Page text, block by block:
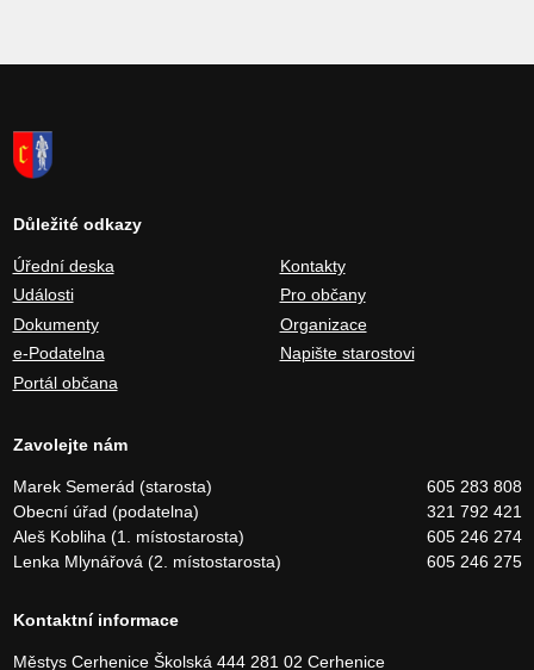
Důležité odkazy
Úřední deska
Události
Dokumenty
e-Podatelna
Portál občana
Kontakty
Pro občany
Organizace
Napište starostovi
Zavolejte nám
Marek Semerád (starosta)
605 283 808
Obecní úřad (podatelna)
321 792 421
Aleš Kobliha (1. místostarosta)
605 246 274
Lenka Mlynářová (2. místostarosta)
605 246 275
Kontaktní informace
Městys CerheniceŠkolská 444281 02 Cerhenice